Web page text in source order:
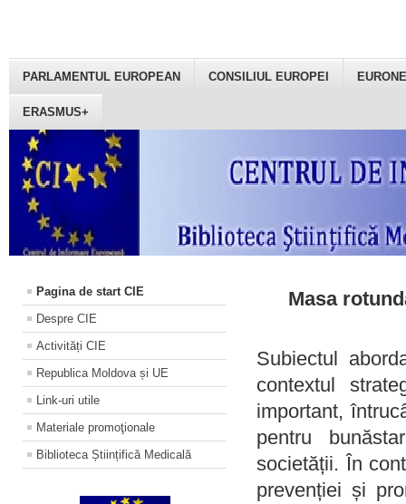
PARLAMENTUL EUROPEAN CONSILIUL EUROPEI
ERASMUS+
Pagina de start CIE
Despre CIE
Activități CIE
Republica Moldova și UE
Link-uri utile
Materiale promoţionale
Biblioteca Științifică Medicală
Masa
Subiectul
contextul
important,
pentru
societății. În
prevenției și